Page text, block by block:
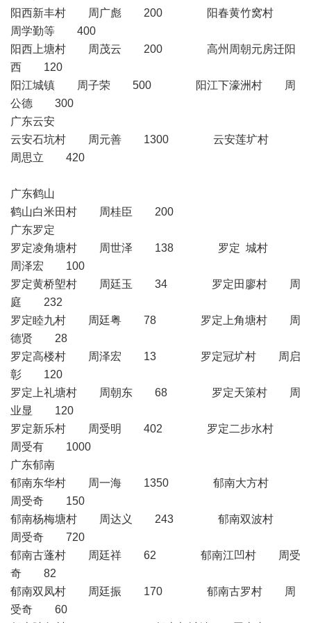
阳西新丰村 周广彪 200 阳春黄竹窝村
周学勤等 400
阳西上塘村 周茂云 200 高州周朝元房迁阳
西 120
阳江城镇 周子荣 500 阳江下濠洲村 周
公德 300
广东云安
云安石坑村 周元善 1300 云安莲圹村
周思立 420
广东鹤山
鹤山白米田村 周桂臣 200
广东罗定
罗定凌角塘村 周世泽 138 罗定 城村
周泽宏 100
罗定黄桥塱村 周廷玉 34 罗定田廖村 周
庭 232
罗定睦九村 周廷粤 78 罗定上角塘村 周
德贤 28
罗定高楼村 周泽宏 13 罗定冠圹村 周启
彰 120
罗定上礼塘村 周朝东 68 罗定天策村 周
业显 120
罗定新乐村 周受明 402 罗定二步水村
周受有 1000
广东郁南
郁南东华村 周一海 1350 郁南大方村
周受奇 150
郁南杨梅塘村 周达义 243 郁南双波村
周受奇 720
郁南古蓬村 周廷祥 62 郁南江凹村 周受
奇 82
郁南双凤村 周廷振 170 郁南古罗村 周
受奇 60